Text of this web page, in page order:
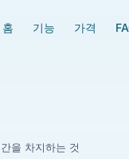
홈 기능 가격
을 차지하는 것